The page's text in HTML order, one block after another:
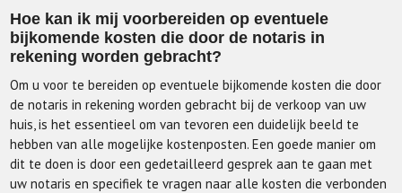
Hoe kan ik mij voorbereiden op eventuele
bijkomende kosten die door de notaris in
rekening worden gebracht?
Om u voor te bereiden op eventuele bijkomende kosten die door
de notaris in rekening worden gebracht bij de verkoop van uw
huis, is het essentieel om van tevoren een duidelijk beeld te
hebben van alle mogelijke kostenposten. Een goede manier om
dit te doen is door een gedetailleerd gesprek aan te gaan met
uw notaris en specifiek te vragen naar alle kosten die verbonden